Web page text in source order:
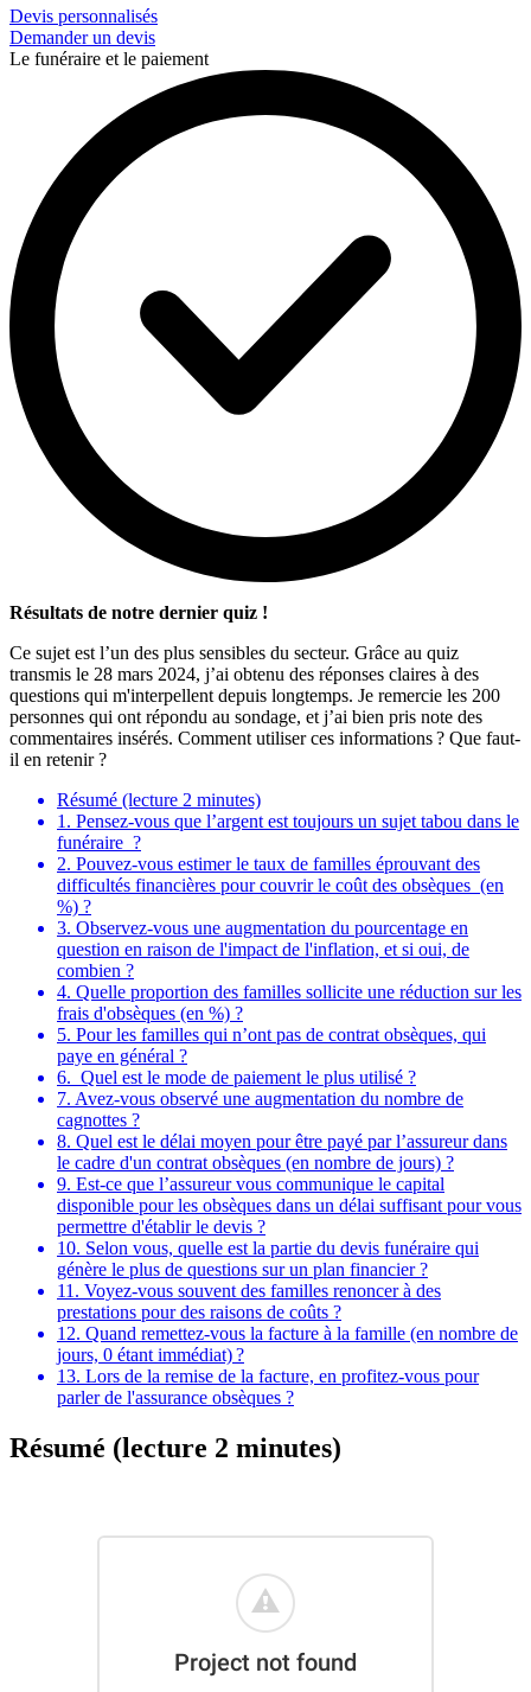
Devis personnalisés
Demander un devis
Le funéraire et le paiement
Résultats de notre dernier quiz !
Ce sujet est l’un des plus sensibles du secteur. Grâce au quiz
transmis le 28 mars 2024, j’ai obtenu des réponses claires à des
questions qui m'interpellent depuis longtemps. Je remercie les 200
personnes qui ont répondu au sondage, et j’ai bien pris note des
commentaires insérés. Comment utiliser ces informations ? Que faut-
il en retenir ?
Résumé (lecture 2 minutes)
1. Pensez-vous que l’argent est toujours un sujet tabou dans le
funéraire ?
2. Pouvez-vous estimer le taux de familles éprouvant des
difficultés financières pour couvrir le coût des obsèques (en
%) ?
3. Observez-vous une augmentation du pourcentage en
question en raison de l'impact de l'inflation, et si oui, de
combien ?
4. Quelle proportion des familles sollicite une réduction sur les
frais d'obsèques (en %) ?
5. Pour les familles qui n’ont pas de contrat obsèques, qui
paye en général ?
6. Quel est le mode de paiement le plus utilisé ?
7. Avez-vous observé une augmentation du nombre de
cagnottes ?
8. Quel est le délai moyen pour être payé par l’assureur dans
le cadre d'un contrat obsèques (en nombre de jours) ?
9. Est-ce que l’assureur vous communique le capital
disponible pour les obsèques dans un délai suffisant pour vous
permettre d'établir le devis ?
10. Selon vous, quelle est la partie du devis funéraire qui
génère le plus de questions sur un plan financier ?
11. Voyez-vous souvent des familles renoncer à des
prestations pour des raisons de coûts ?
12. Quand remettez-vous la facture à la famille (en nombre de
jours, 0 étant immédiat) ?
13. Lors de la remise de la facture, en profitez-vous pour
parler de l'assurance obsèques ?
Résumé (lecture 2 minutes)